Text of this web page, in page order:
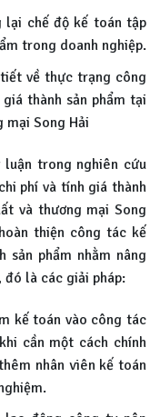
lại chế độ kế toán tập
trong doanh nghiệp.
về thực trạng công
thành sản phẩm tại
mại Song Hải
luận trong nghiên cứu
phí và tính giá thành
và thương mại Song
thiện công tác kế
phẩm nhằm nâng
đó là các giải pháp:
kế toán vào công tác
cần một cách chính
nhân viên kế toán